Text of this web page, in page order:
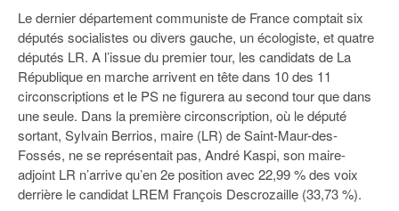
Le dernier département communiste de France comptait six
députés socialistes ou divers gauche, un écologiste, et quatre
députés LR. A l’issue du premier tour, les candidats de La
République en marche arrivent en tête dans 10 des 11
circonscriptions et le PS ne figurera au second tour que dans
une seule. Dans la première circonscription, où le député
sortant, Sylvain Berrios, maire (LR) de Saint-Maur-des-
Fossés, ne se représentait pas, André Kaspi, son maire-
adjoint LR n’arrive qu’en 2e position avec 22,99 % des voix
derrière le candidat LREM François Descrozaille (33,73 %).